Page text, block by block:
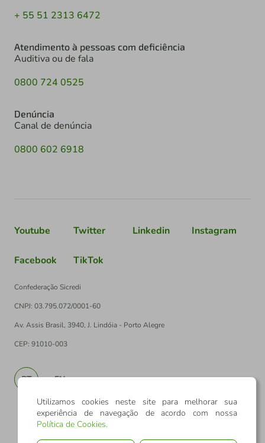
+ 55 51 2313 6472
Atendimento à pessoas com deficiência
Auditiva ou de fala
0800 724 0525
Denúncia
Canal de denúncia
0800 602 6918
Youtube Twitter Linkedin Instagram
Facebook TikTok
Confederação Sicredi
CNPJ: 03.795.072/0001-60
Av. Assis Brasil, 3940, J. Lindóia - Porto Alegre
CEP: 91010-003
PT
EN
Utilizamos cookies neste site para melhorar sua
experiência de navegação de acordo com nossa
Política de Cookies.